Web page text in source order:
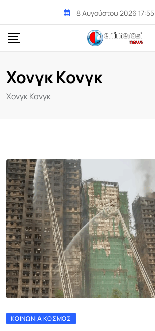
content
8 Αυγούστου 2026 17:55
Χονγκ Κονγκ
Χονγκ Κονγκ
ΚΟΙΝΩΝΊΑ ΚΌΣΜΟΣ